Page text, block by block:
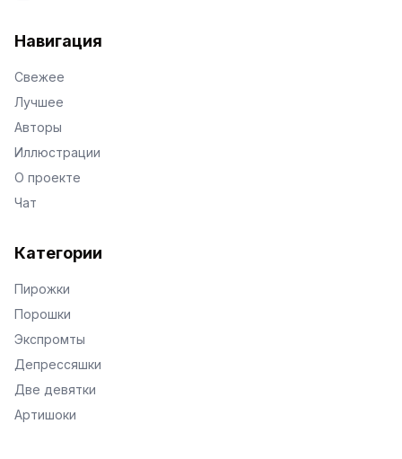
Навигация
Свежее
Лучшее
Авторы
Иллюстрации
О проекте
Чат
Категории
Пирожки
Порошки
Экспромты
Депрессяшки
Две девятки
Артишоки